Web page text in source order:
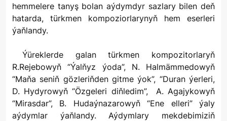
hemmelere tanyş bolan aýdymdyr sazlary bilen deň
hatarda, türkmen kompoziorlarynyň hem eserleri
ýaňlandy.
Ýüreklerde galan türkmen kompozitorlaryň
R.Rejebowyň “Ýalňyz ýoda”, N. Halmämmedowyň
“Maňa seniň gözleriňden gitme ýok”, “Duran ýerleri,
D. Hydyrowyň “Özgeleri diňledim”, A. Agajykowyň
“Mirasdar”, B. Hudaýnazarowyň “Ene elleri” ýaly
aýdymlar ýaňlandy. Aýdymlary mekdebimiziň